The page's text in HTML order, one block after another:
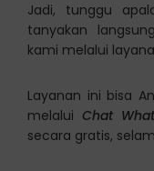
Jadi, tunggu
tanyakan
kami melalui
Layanan ini bisa
melaluiChat
secara gratis,